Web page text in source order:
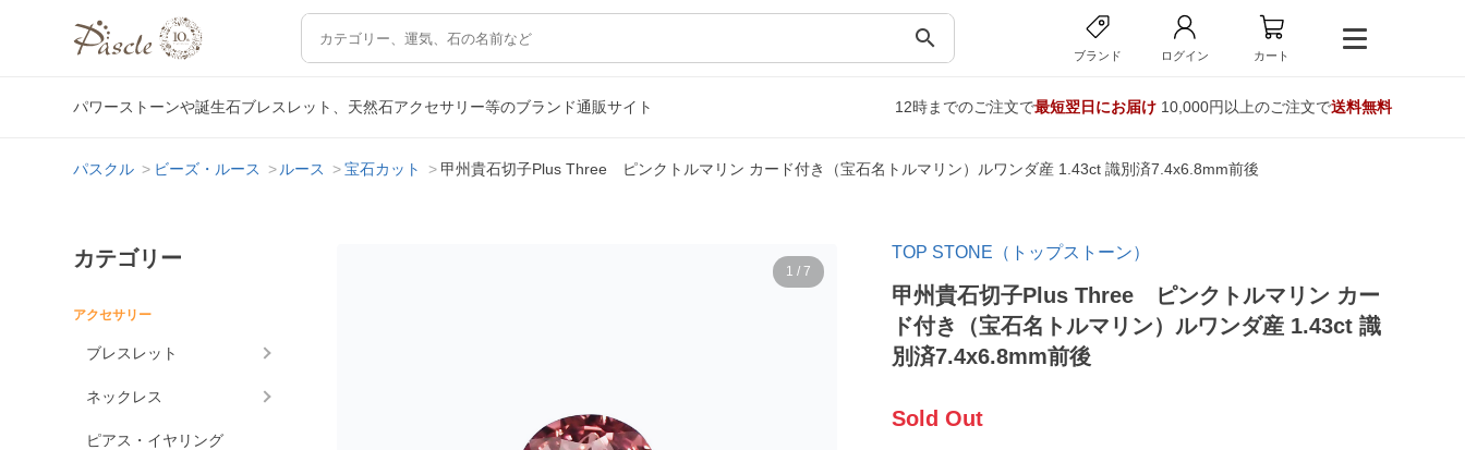
search
ブランド ログイン カート
パワーストーンや誕生石ブレスレット、天然石アクセサリー等のブランド通販サイト 12時までのご注文で最短翌日にお届け10,000円以上のご注文で送料無料
パスクル ビーズ・ルース ルース 宝石カット 甲州貴石切子Plus Three ピンクトルマリン カード付き（宝石名トルマリン）ルワンダ産 1.43ct 識別済7.4x6.8mm前後
カテゴリー
アクセサリー
ブレスレット
ネックレス
ピアス・イヤリング
1 / 7
TOP STONE（トップストーン）
甲州貴石切子Plus Three ピンクトルマリン カー
ド付き（宝石名トルマリン）ルワンダ産 1.43ct 識
別済7.4x6.8mm前後
Sold Out